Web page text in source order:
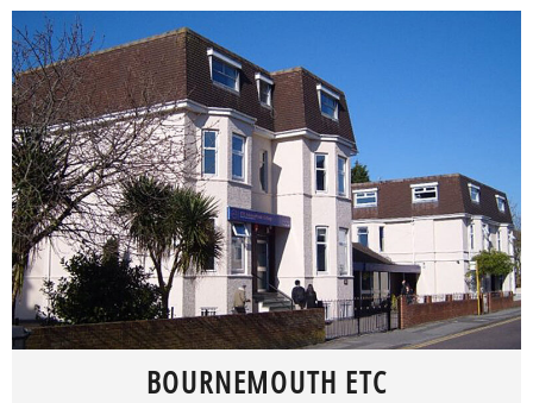
BOURNEMOUTH ETC